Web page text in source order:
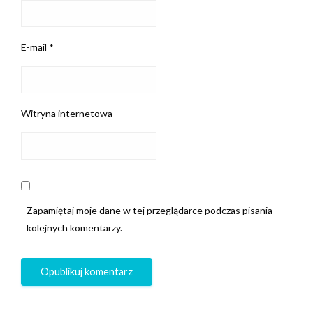
E-mail *
Witryna internetowa
Zapamiętaj moje dane w tej przeglądarce podczas pisania
kolejnych komentarzy.